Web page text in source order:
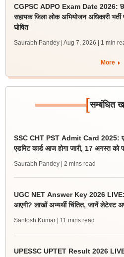
CGPSC ADPO Exam Date 2026:
सहायक जिला लोक अभियोजन अधिकारी भर्ती
घोषित
Saurabh Pandey | Aug 7, 2026 | 1 min
More
[सम्बंधित
SSC CHT PST Admit Card 2025:
एडमिट कार्ड आज होगा जारी, 17 अगस्त को
Saurabh Pandey | 2 mins read
UGC NET Answer Key 2026
आएगी? लाखों अभ्यर्थी चिंतित, जानें लेटेस्ट
Santosh Kumar | 11 mins read
UPESSC UPTET Result 2026 LIVE: